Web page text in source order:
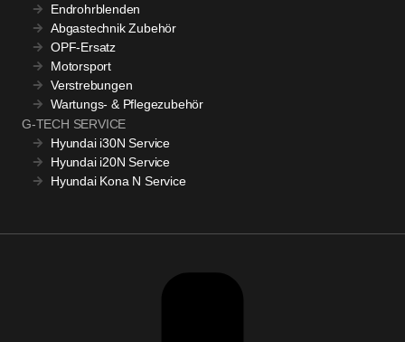
Endrohrblenden
Abgastechnik Zubehör
OPF-Ersatz
Motorsport
Verstrebungen
Wartungs- & Pflegezubehör
G-TECH SERVICE
Hyundai i30N Service
Hyundai i20N Service
Hyundai Kona N Service